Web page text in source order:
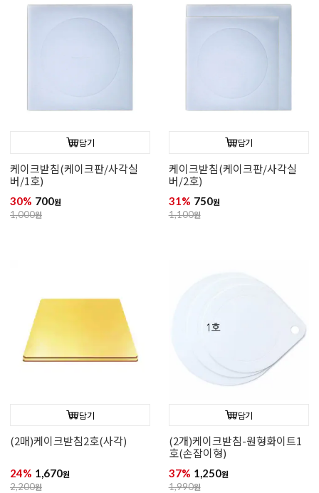
담기
케이크받침(케이크판/사각실
버/1호)
30% 700원
1,000원
담기
케이크받침(케이크판/사각실
버/2호)
31% 750원
1,100원
담기
(2매)케이크받침2호(사각)
24% 1,670원
2,200원
담기
(2개)케이크받침-원형화이트1
호(손잡이형)
37% 1,250원
1,990원